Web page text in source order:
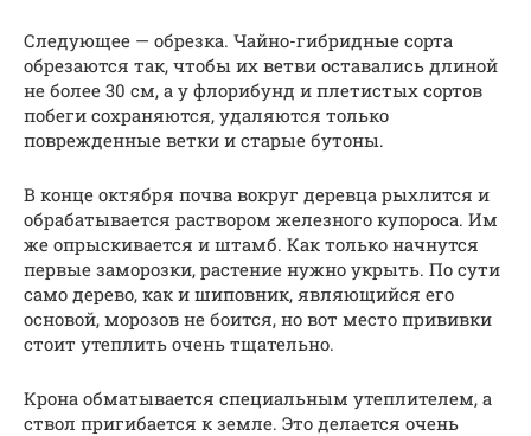
Следующее — обрезка. Чайно-гибридные сорта
обрезаются так, чтобы их ветви оставались длиной
не более 30 см, а у флорибунд и плетистых сортов
побеги сохраняются, удаляются только
поврежденные ветки и старые бутоны.
В конце октября почва вокруг деревца рыхлится и
обрабатывается раствором железного купороса. Им
же опрыскивается и штамб. Как только начнутся
первые заморозки, растение нужно укрыть. По сути
само дерево, как и шиповник, являющийся его
основой, морозов не боится, но вот место прививки
стоит утеплить очень тщательно.
Крона обматывается специальным утеплителем, а
ствол пригибается к земле. Это делается очень